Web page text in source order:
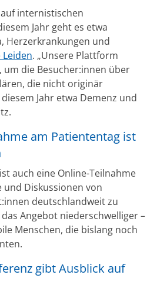
internistischen
Jahr geht es etwa
Herzerkrankungen und
. „Unsere Plattform
um die Besucher:innen über
die nicht originär
Jahr etwa Demenz und
am Patiententag ist
auch eine Online-Teilnahme
Diskussionen von
deutschlandweit zu
Angebot niederschwelliger –
Menschen, die bislang noch
gibt Ausblick auf